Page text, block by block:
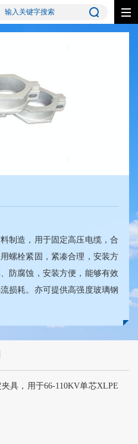
制造，用于固定高压电缆，合
螺栓紧固，紧凑合理，安装方
防腐蚀，安装方便，能够有效
损耗。亦可提供高强度玻璃钢
具，用于66-110KV单芯XLPE